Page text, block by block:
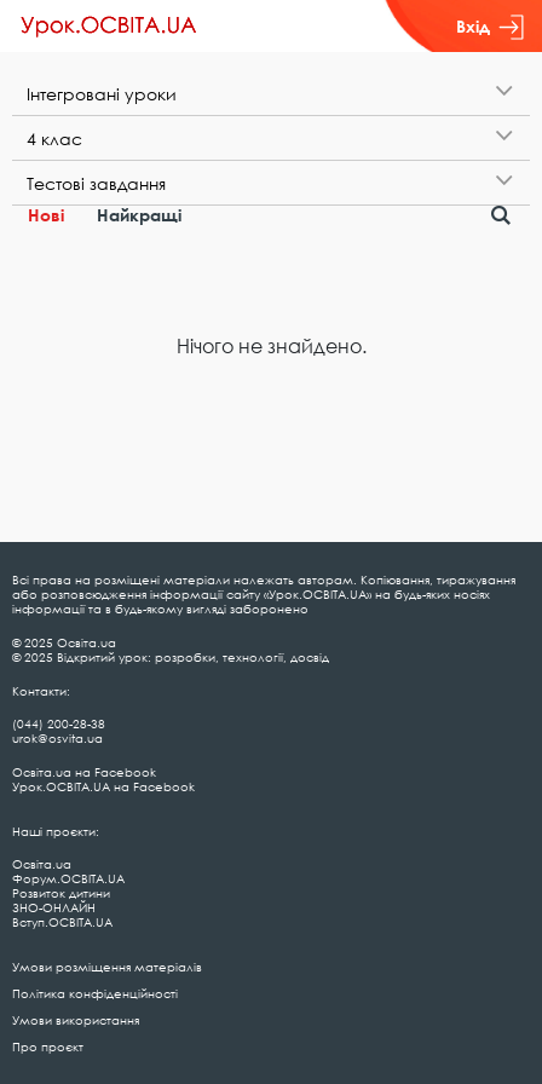
Вхід
І​н​т​е​г​р​о​в​а​н​і​ ​у​р​о​к​и
4​ ​к​л​а​с
Т​е​с​т​о​в​і​ ​з​а​в​д​а​н​н​я
Нові
Найкращі
Нічого не знайдено.
Всі права на розміщені матеріали належать авторам. Копіювання, тиражування
або розповсюдження інформації сайту «Урок.ОСВІТА.UA» на будь-яких носіях
інформації та в будь-якому вигляді заборонено
© 2025 Освіта.ua
© 2025 Відкритий урок: розробки, технології, досвід
Контакти:
(044) 200-28-38
urok@osvita.ua
Освіта.ua на Facebook
Урок.ОСВІТА.UA на Facebook
Наші проєкти:
Освіта.ua
Форум.ОСВІТА.UA
Розвиток дитини
ЗНО-ОНЛАЙН
Вступ.ОСВІТА.UA
Умови розміщення матеріалів
Політика конфіденційності
Умови використання
Про проєкт